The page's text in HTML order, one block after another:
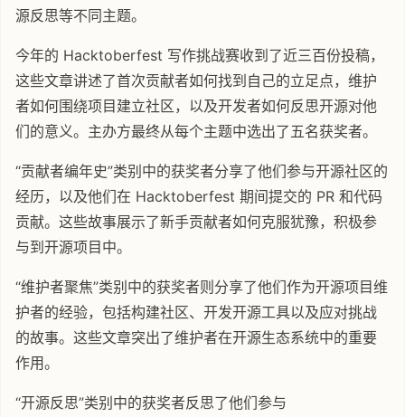
源反思等不同主题。
今年的 Hacktoberfest 写作挑战赛收到了近三百份投稿，
这些文章讲述了首次贡献者如何找到自己的立足点，维护
者如何围绕项目建立社区，以及开发者如何反思开源对他
们的意义。主办方最终从每个主题中选出了五名获奖者。
“贡献者编年史”类别中的获奖者分享了他们参与开源社区的
经历，以及他们在 Hacktoberfest 期间提交的 PR 和代码
贡献。这些故事展示了新手贡献者如何克服犹豫，积极参
与到开源项目中。
“维护者聚焦”类别中的获奖者则分享了他们作为开源项目维
护者的经验，包括构建社区、开发开源工具以及应对挑战
的故事。这些文章突出了维护者在开源生态系统中的重要
作用。
“开源反思”类别中的获奖者反思了他们参与